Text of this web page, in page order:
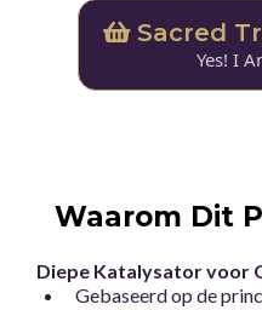
Sacred
Yes! I
Waarom Dit
Diepe Katalysator voor
Gebaseerd op de